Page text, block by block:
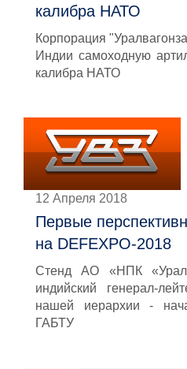
калибра НАТО
Корпорация
Индии самоходную
калибра НАТО
12 Апреля 2018
Первые
на DEFEXPO-2018
Стенд АО «НПК
индийский генерал-
нашей иерархии -
ГАБТУ